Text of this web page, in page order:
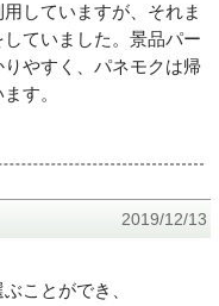
していますが、それま
ていました。景品パー
やすく、パネモクは帰
す。
2019/12/13
ことができ、